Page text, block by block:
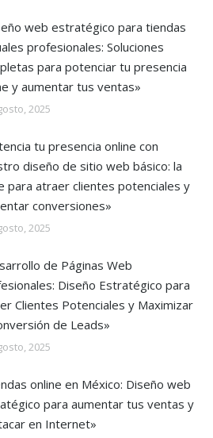
web estratégico para tiendas
profesionales: Soluciones
para potenciar tu presencia
y aumentar tus ventas»
2025
tu presencia online con
diseño de sitio web básico: la
para atraer clientes potenciales y
conversiones»
2025
de Páginas Web
Diseño Estratégico para
Clientes Potenciales y Maximizar
de Leads»
2025
online en México: Diseño web
para aumentar tus ventas y
en Internet»